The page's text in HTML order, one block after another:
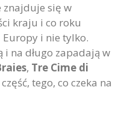
znajduje się w
kraju i co roku
Europy i nie tylko.
na długo zapadają w
, Tre Cime di
tego, co czeka na
Marketing
W chwili obecnej
nie używamy
dodatkowych
narzędzi
marketingowych,